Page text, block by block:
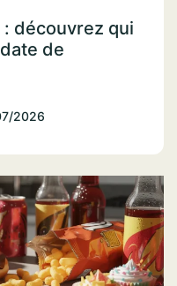
découvrez qui
de
2026